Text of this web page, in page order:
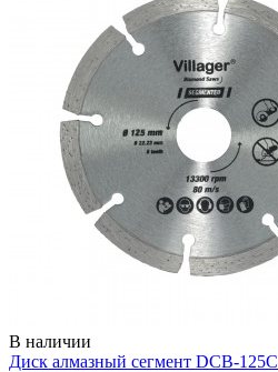
В наличии
Диск алмазный сегмент DCB-125C